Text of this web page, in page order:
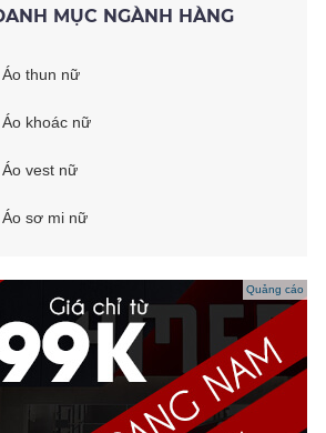
MỤC NGÀNH HÀNG
Áo thun nữ
Áo khoác nữ
Áo vest nữ
Áo sơ mi nữ
Quảng cáo